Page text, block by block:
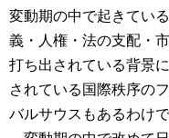
変動期の中で起きてい
義・人権・法の支配・
打ち出されている背景
されている国際秩序の
バルサウスもあるわけで